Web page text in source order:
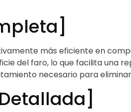
más eficiente en
del faro, lo que facilita una
necesario para